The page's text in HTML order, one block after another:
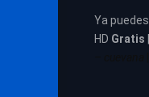
Ya puedes
HD Gratis